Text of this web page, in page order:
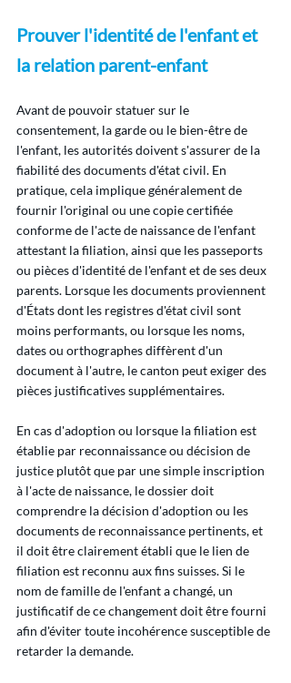
Prouver l'identité de l'enfant et
la relation parent-enfant
Avant de pouvoir statuer sur le
consentement, la garde ou le bien-être de
l'enfant, les autorités doivent s'assurer de la
fiabilité des documents d'état civil. En
pratique, cela implique généralement de
fournir l'original ou une copie certifiée
conforme de l'acte de naissance de l'enfant
attestant la filiation, ainsi que les passeports
ou pièces d'identité de l'enfant et de ses deux
parents. Lorsque les documents proviennent
d'États dont les registres d'état civil sont
moins performants, ou lorsque les noms,
dates ou orthographes diffèrent d'un
document à l'autre, le canton peut exiger des
pièces justificatives supplémentaires.
En cas d'adoption ou lorsque la filiation est
établie par reconnaissance ou décision de
justice plutôt que par une simple inscription
à l'acte de naissance, le dossier doit
comprendre la décision d'adoption ou les
documents de reconnaissance pertinents, et
il doit être clairement établi que le lien de
filiation est reconnu aux fins suisses. Si le
nom de famille de l'enfant a changé, un
justificatif de ce changement doit être fourni
afin d'éviter toute incohérence susceptible de
retarder la demande.